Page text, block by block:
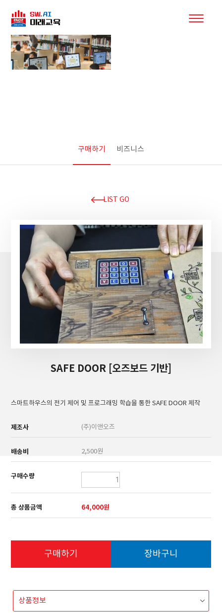
구매하기 비즈니스
LIST GO
SAFE DOOR [오즈보드 기반]
스마트하우스의 전기 제어 및 프로그래밍 학습을 통한 SAFE DOOR 제작
제조사 (주)이앤오즈
배송비 2,500원
구매수량
총 상품금액 64,000원
구매하기 장바구니